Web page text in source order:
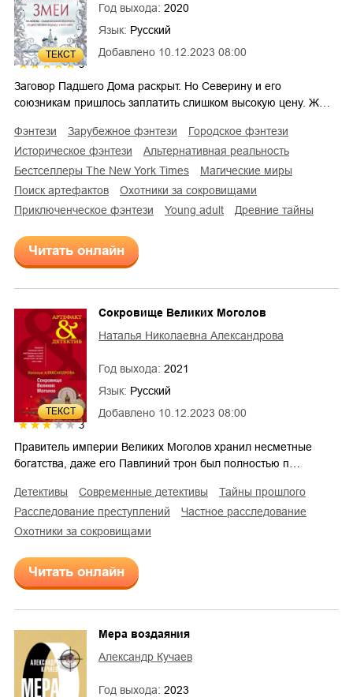
ТЕКСТ
5
Добавлено 10.12.2023 08:00
Год выхода: 2020
Язык: Русский
Заговор Падшего Дома раскрыт. Но Северину и его
союзникам пришлось заплатить слишком высокую цену. Ж…
фэнтези зарубежное фэнтези
городское фэнтези
историческое фэнтези
альтернативная реальность
бестселлеры The New York Times
магические миры
поиск артефактов
охотники за сокровищами
приключенческое фэнтези
young adult древние тайны
Читать онлайн
ТЕКСТ
3
Добавлено 10.12.2023 08:00
Сокровище Великих Моголов
Наталья Николаевна Александрова
Год выхода: 2021
Язык: Русский
Правитель империи Великих Моголов хранил несметные
богатства, даже его Павлиний трон был полностью п…
детективы современные детективы
тайны прошлого
расследование преступлений
частное расследование
охотники за сокровищами
Читать онлайн
Мера воздаяния
Александр Кучаев
Год выхода: 2023